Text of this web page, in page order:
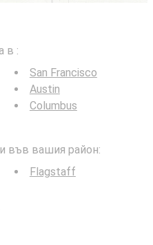
в :
San Francisco
Austin
Columbus
във вашия район:
Flagstaff